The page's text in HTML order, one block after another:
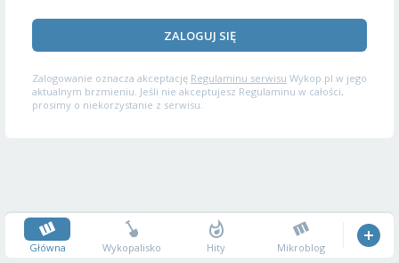
ZALOGUJ SIĘ
Zalogowanie oznacza akceptację Regulaminu serwisu Wykop.pl w jego
aktualnym brzmieniu. Jeśli nie akceptujesz Regulaminu w całości,
prosimy o niekorzystanie z serwisu.
Główna Wykopalisko Hity Mikroblog